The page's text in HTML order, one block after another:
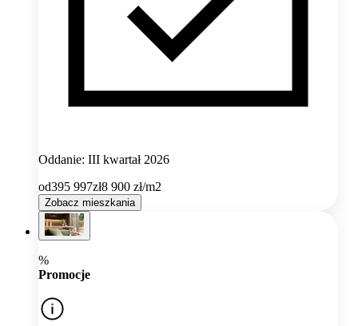
Oddanie: III kwartał 2026
od395 997zł8 900 zł/m2
Zobacz mieszkania
%
Promocje